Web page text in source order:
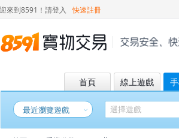
來到8591！ 請登入 快速註冊
首頁 線上遊戲
最近瀏覽遊戲